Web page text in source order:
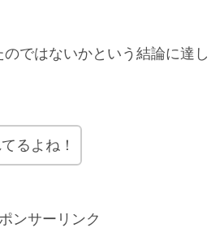
ではないかという結論に達し
るよね！
ンサーリンク